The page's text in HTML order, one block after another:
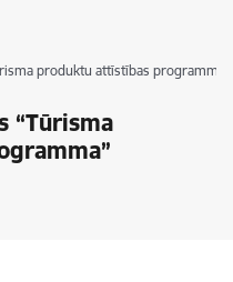
produktu attīstības programma”
“Tūrisma